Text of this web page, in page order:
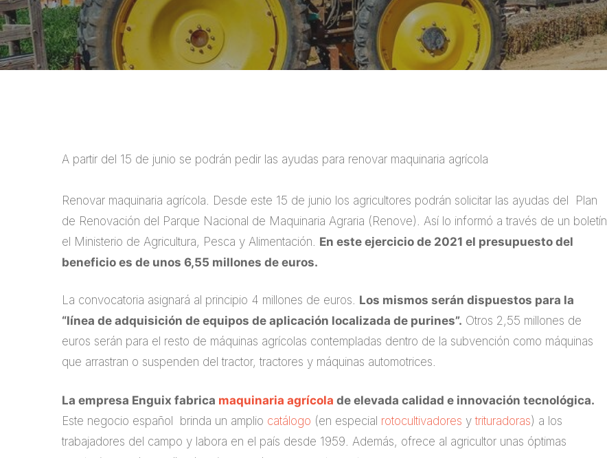
A partir del 15 de junio se podrán pedir las ayudas para renovar maquinaria agrícola
Renovar maquinaria agrícola. Desde este 15 de junio los agricultores podrán solicitar las ayudas del Plan
de Renovación del Parque Nacional de Maquinaria Agraria (Renove). Así lo informó a través de un boletín
el Ministerio de Agricultura, Pesca y Alimentación. En este ejercicio de 2021 el presupuesto del
beneficio es de unos 6,55 millones de euros.
La convocatoria asignará al principio 4 millones de euros. Los mismos serán dispuestos para la
“línea de adquisición de equipos de aplicación localizada de purines”. Otros 2,55 millones de
euros serán para el resto de máquinas agrícolas contempladas dentro de la subvención como máquinas
que arrastran o suspenden del tractor, tractores y máquinas automotrices.
La empresa Enguix fabrica maquinaria agrícola de elevada calidad e innovación tecnológica.
Este negocio español brinda un amplio catálogo (en especial rotocultivadores ytrituradoras) a los
trabajadores del campo y labora en el país desde 1959. Además, ofrece al agricultor unas óptimas